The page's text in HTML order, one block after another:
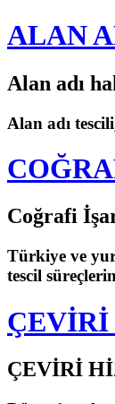
ALAN
Alan adı
Alan adı
Coğrafi
Türkiye ve
tescil
ÇEVİRİ